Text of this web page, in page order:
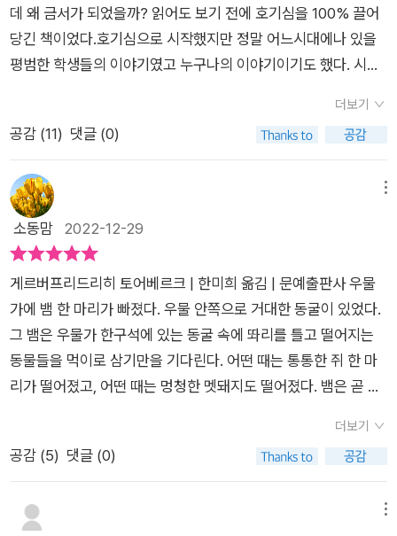
데 왜 금서가 되었을까? 읽어도 보기 전에 호기심을 100% 끌어
당긴 책이었다.호기심으로 시작했지만 정말 어느시대에나 있을
평범한 학생들의 이야기였고 누구나의 이야기이기도 했다. 시대
들은 비슷하게 흘러갔을 테니 말이다.저자는 이 글을 22세에 발
표했다고 한다.질풍노도와도 같은 시기를 지난지 얼마 되지 않은
그리고 일주일 동안 열 건의 학생 자살 소식을 접한 그 시기에 쓰
기 시작한 글이라고 하니 어떤 마음으로 글을 썼을지 조금은 이해
를 할 수도 있을 것 같았다.시작은 시끄럽고 활기찬 여느 고등학
교 교실과 다름없는 모습이다.새 학년이 시작되고 설렘, 두려움,
말이다. 어느 그룹에 들어갈지 교실을 스캔하는 아이들, 카더라
통신을 주고받으며 새로운 담임을 추측하는 아이들로 교실 안은
대화가 끊이질 않는다. 그토록 아니길 바라면 꼭 이뤄지는 그런
일이 게르버에게도 일어나는데, 쿠퍼신이라 불리는 그가 가장 중
요한 시기인 지금 그의 담임이 된 것이다. 자신의 무오류성을 자
주 강조한다니, 이런 사람이 아이들을 가르친다는 게 말이 되는
걸까? 의문이 들었다. '나는 모든 걸 보고, 눈치채고, 알고, 영리한
는 자신을 그런 종류의 인간이라 말하는데 거침이 없는 사람이었
다. 자존감, 자긍심, 자기애... 뭐 그런 것들이 통합적으로 무척 높
더보기
공감 (11) 댓글 (0)
소동맘 2022-12-29
게르버​프리드리히 토어베르크 | 한미희 옮김 | 문예출판사 ​우물
가에 뱀 한 마리가 빠졌다. 우물 안쪽으로 거대한 동굴이 있었다.
그 뱀은 우물가 한구석에 있는 동굴 속에 똬리를 틀고 떨어지는
동물들을 먹이로 삼기만을 기다린다. 어떤 때는 통통한 쥐 한 마
리가 떨어졌고, 어떤 때는 멍청한 멧돼지도 떨어졌다. 뱀은 곧 자
이를 사냥할 필요가 없었다. 먹을 것은 이미 충분했다. 뱀은 그 우
물 속 동굴의 왕이 되기로 했다. 운 좋게 살아남은 쥐나 여타의 동
물들은 뱀에게 순종했다. 뱀은 이미 최대의 포식자였으므로 그를
대적할 자는 아무도 없었다. 어디선가 아무도 모를 그 은밀한 곳
더보기
공감 (5) 댓글 (0)